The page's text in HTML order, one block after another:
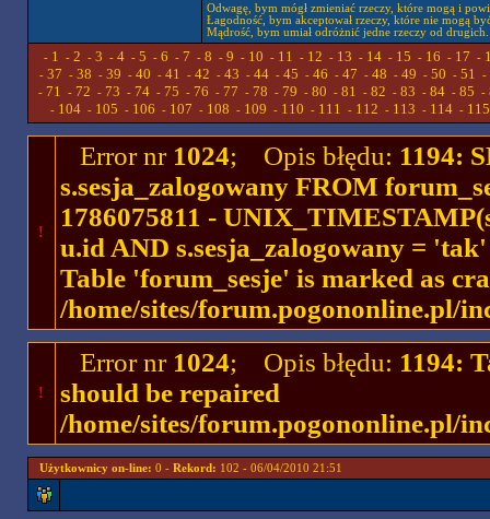
Odwagę, bym mógł zmieniać rzeczy, które mogą i
Łagodność, bym akceptował rzeczy, które nie mogą
Mądrość, bym umiał odróżnić jedne rzeczy od drugich.
- 1 - 2 - 3 - 4 - 5 - 6 - 7 - 8 - 9 - 10 - 11 - 12 - 13 - 14 - 15 - 16 - 17 -
- 37 - 38 - 39 - 40 - 41 - 42 - 43 - 44- 45 - 46 - 47 - 48 - 49 - 50 - 51 -
- 71 - 72 - 73 - 74 - 75 - 76 - 77 - 78 - 79 - 80 - 81 - 82 - 83 - 84 - 85 -
- 104 - 105 - 106 - 107 - 108 - 109 - 110 - 111 - 112 - 113 - 114 - 115
!
Error nr 1024; Opis błędu: 1194:
s.sesja_zalogowany FROM
1786075811 -
u.id AND s.sesja_zalogowany =
Table 'forum_sesje' is marked as
/home/sites/forum.pogononline.pl/
!
Error nr 1024; Opis błędu: 1194:
should be repaired
/home/sites/forum.pogononline.pl/
Użytkownicy on-line: 0 - Rekord: 102 - 06/04/2010 21:51